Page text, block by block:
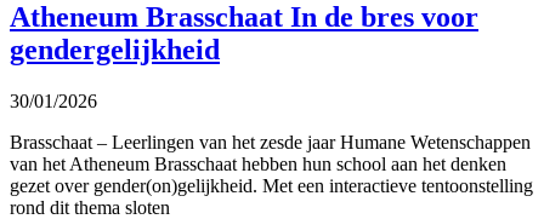
Atheneum Brasschaat In de bres voor
gendergelijkheid
30/01/2026
Brasschaat – Leerlingen van het zesde jaar Humane Wetenschappen
van het Atheneum Brasschaat hebben hun school aan het denken
gezet over gender(on)gelijkheid. Met een interactieve tentoonstelling
rond dit thema sloten